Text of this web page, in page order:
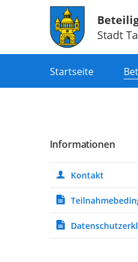
Stadt
Startseite
Informationen
Kontakt